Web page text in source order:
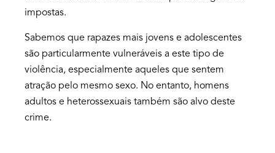
impostas.
Sabemos que rapazes mais jovens e adolescentes
são particularmente vulneráveis a este tipo de
violência, especialmente aqueles que sentem
atração pelo mesmo sexo. No entanto, homens
adultos e heterossexuais também são alvo deste
crime.